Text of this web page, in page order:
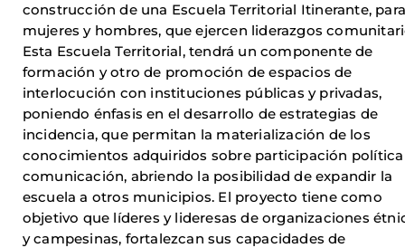
construcción de una Escuela Territorial Itinerante, para
mujeres y hombres, que ejercen liderazgos
Esta Escuela Territorial, tendrá un componente de
formación y otro de promoción de espacios de
interlocución con instituciones públicas y privadas,
poniendo énfasis en el desarrollo de estrategias de
incidencia, que permitan la materialización de los
conocimientos adquiridos sobre participación política
comunicación, abriendo la posibilidad de expandir la
escuela a otros municipios. El proyecto tiene como
objetivo que líderes y lideresas de organizaciones
y campesinas, fortalezcan sus capacidades de